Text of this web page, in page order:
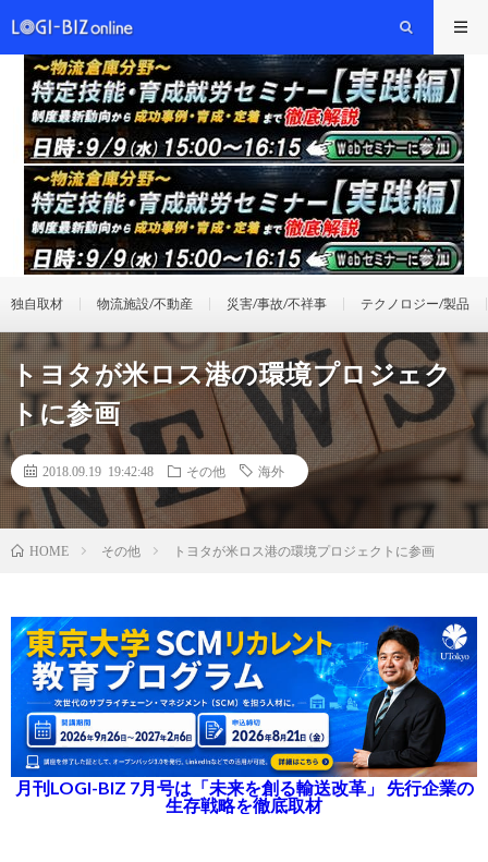
独自取材 物流施設/不動産 災害/事故/不祥事 テクノロジー/製品
トヨタが米ロス港の環境プロジェク
トに参画
2018.09.19 19:42:48 その他 海外
HOME その他 トヨタが米ロス港の環境プロジェクトに参画
月刊LOGI-BIZ 7月号は「未来を創る輸送改革」 先行企業の
生存戦略を徹底取材